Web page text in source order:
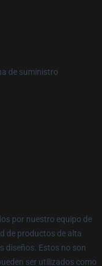
de suministro
por nuestro equipo de
de productos de alta
diseños. Estos no son
ser utilizados como